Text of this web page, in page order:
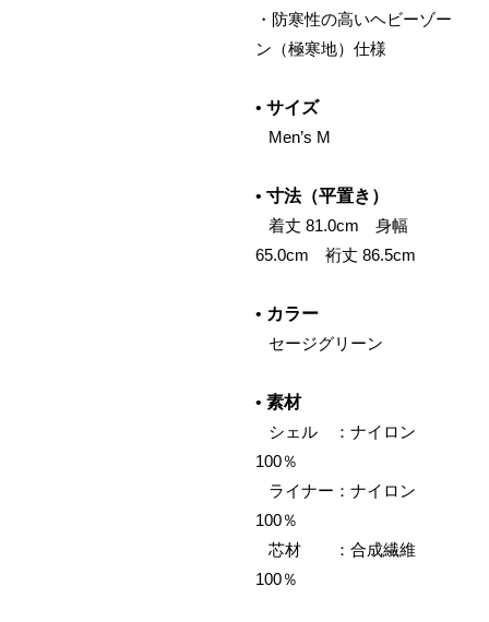
・防寒性の高いヘビーゾー
ン（極寒地）仕様
• サイズ
‌ Men’s M
• 寸法（平置き）
‌ 着丈 81.0cm 身幅
65.0cm 裄丈 86.5cm
• カラー
‌ セージグリーン
• 素材
‌ シェル ：ナイロン
100％
‌ ライナー：ナイロン
100％
‌ 芯材 ：合成繊維
100％